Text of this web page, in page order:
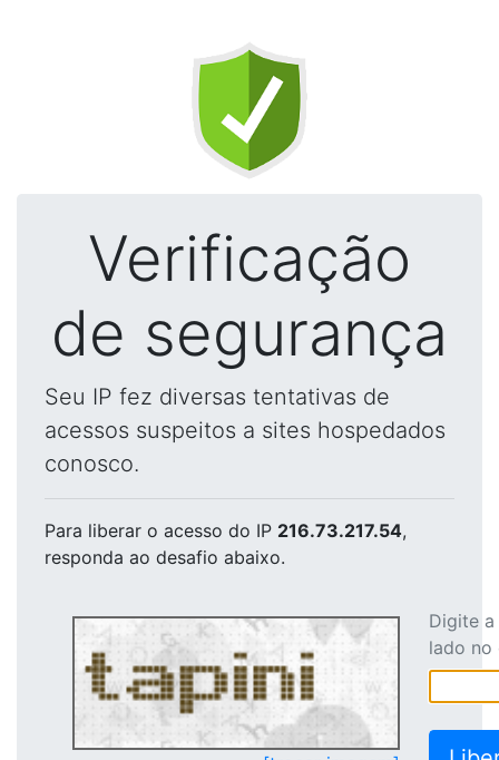
Verificação
de segurança
Seu IP fez diversas tentativas de
acessos suspeitos a sites hospedados
conosco.
Para liberar o acesso do IP 216.73.217.54,
responda ao desafio abaixo.
Digite
lado no